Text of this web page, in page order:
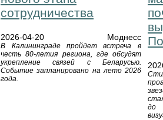
сотрудничества
2026-04-20 Моднесс
В Калининграде пройдет встреча в
честь 80-летия региона, где обсудят
укрепление связей с Беларусью.
Событие запланировано на лето 2026
года.
до